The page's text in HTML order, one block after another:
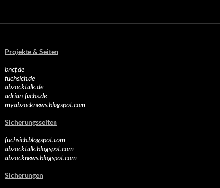
Projekte & Seiten
bncf.de
fuchsich.de
abzocktalk.de
adrian-fuchs.de
myabzocknews.blogspot.com
Sicherungsseiten
fuchsich.blogspot.com
abzocktalk.blogspot.com
abzocknews.blogspot.com
Sicherungen